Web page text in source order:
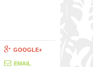
GOOGLE+
EMAIL